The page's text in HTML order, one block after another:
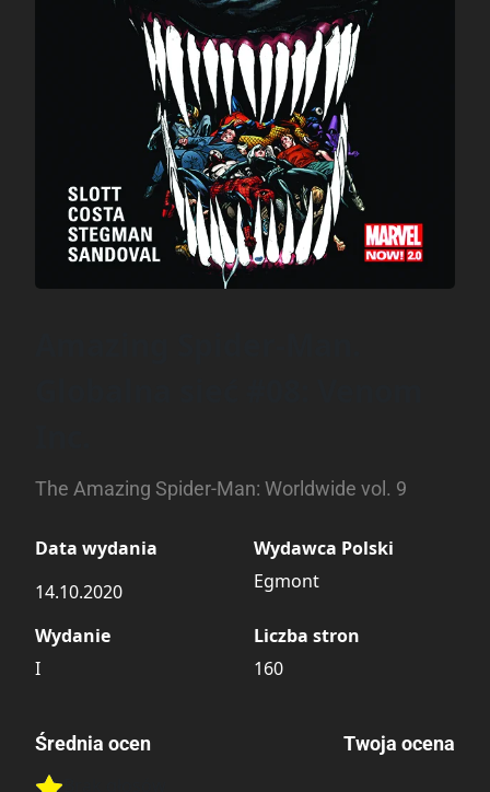
The Amazing Spider-Man: Worldwide vol. 9
Data wydania
14.10.2020
Wydawca Polski
Egmont
Wydanie
I
Liczba stron
160
Średnia ocen Twoja ocena